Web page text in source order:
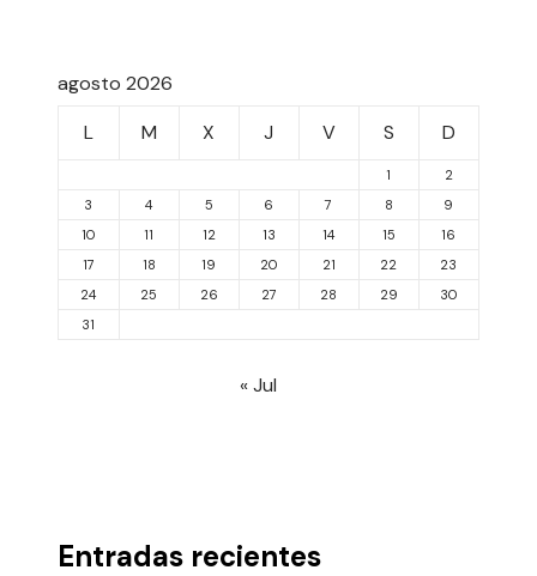
agosto 2026
L
M X J V S D
1
2
3
4 5 6 7 8
9
10
11 12 13 14 15
16
17
18 19 20 21 22
23
24
25 26 27 28 29
30
31
« Jul
Entradas recientes